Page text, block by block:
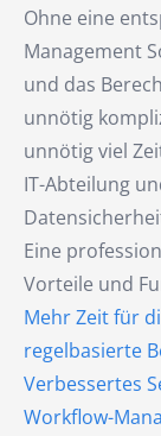
Ohne eine
Management
und das
unnötig
unnötig viel
IT-Abteilung
Eine
Vorteile und
Mehr Zeit für
regelbasierte
Verbessertes
Workflow-